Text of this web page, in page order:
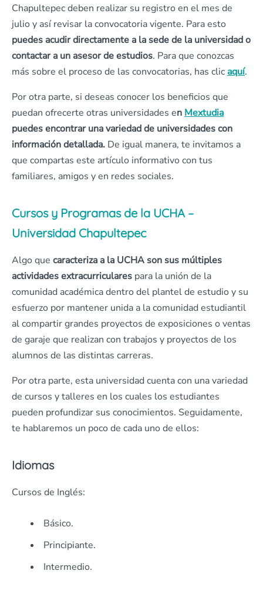
Chapultepec deben realizar su registro en el mes de
julio y así revisar la convocatoria vigente. Para esto
puedes acudir directamente a la sede de la universidad o
contactar a un asesor de estudios. Para que conozcas
más sobre el proceso de las convocatorias, has clicaquí.
Por otra parte, si deseas conocer los beneficios que
puedan ofrecerte otras universidades en Mextudia
puedes encontrar una variedad de universidades con
información detallada. De igual manera, te invitamos a
que compartas este artículo informativo con tus
familiares, amigos y en redes sociales.
Cursos y Programas de la UCHA –
Universidad Chapultepec
Algo que caracteriza a la UCHA son sus múltiples
actividades extracurriculares para la unión de la
comunidad académica dentro del plantel de estudio y su
esfuerzo por mantener unida a la comunidad estudiantil
al compartir grandes proyectos de exposiciones o ventas
de garaje que realizan con trabajos y proyectos de los
alumnos de las distintas carreras.
Por otra parte, esta universidad cuenta con una variedad
de cursos y talleres en los cuales los estudiantes
pueden profundizar sus conocimientos. Seguidamente,
te hablaremos un poco de cada uno de ellos:
Idiomas
Cursos de Inglés:
Básico.
Principiante.
Intermedio.